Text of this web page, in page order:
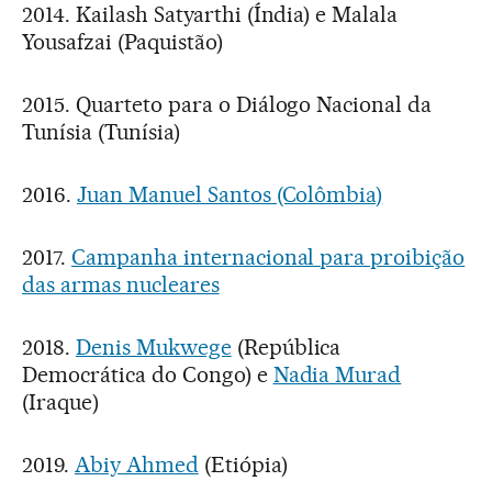
2014. Kailash Satyarthi (Índia) e Malala
Yousafzai (Paquistão)
2015. Quarteto para o Diálogo Nacional da
Tunísia (Tunísia)
2016. Juan Manuel Santos (Colômbia)
2017. Campanha internacional para proibição
das armas nucleares
2018. Denis Mukwege(República
Democrática do Congo) e Nadia Murad
(Iraque)
2019. Abiy Ahmed(Etiópia)